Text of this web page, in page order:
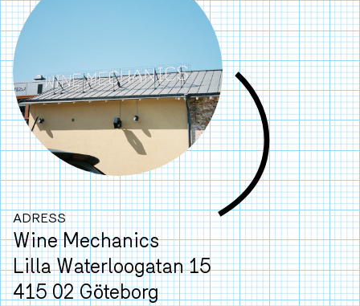
ADRESS
Wine Mechanics
Lilla Waterloogatan 15
415 02 Göteborg